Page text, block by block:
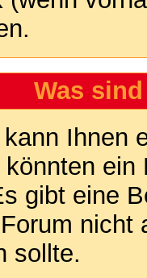
Was
Ihnen
gibt eine
nicht
sollte.